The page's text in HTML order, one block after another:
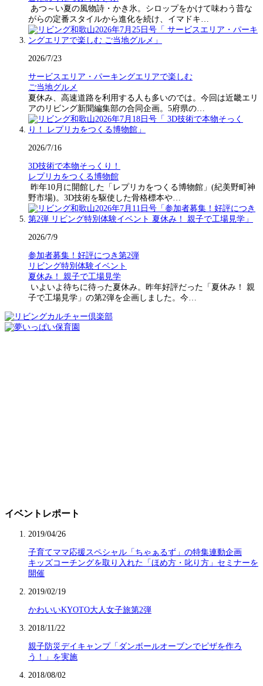
あつ～い夏の風物詩・かき氷。シロップをかけて味わう昔な
がらの定番スタイルから進化を続け、イマドキ…
2026/7/23
サービスエリア・パーキングエリアで楽しむ
ご当地グルメ
夏休み、高速道路を利用する人も多いのでは。今回は近畿エリ
アのリビング新聞編集部の合同企画。5府県の…
2026/7/16
3D技術で本物そっくり！
レプリカをつくる博物館
昨年10月に開館した「レプリカをつくる博物館」(紀美野町神
野市場)。3D技術を駆使した骨格標本や…
2026/7/9
参加者募集！好評につき第2弾
リビング特別体験イベント
夏休み！ 親子で工場見学
いよいよ待ちに待った夏休み。昨年好評だった「夏休み！ 親
子で工場見学」の第2弾を企画しました。今…
イベントレポート
2019/04/26
子育てママ応援スペシャル「ちゃぁるず」の特集連動企画
キッズコーチングを取り入れた「ほめ方・叱り方」セミナーを
開催
2019/02/19
かわいいKYOTO大人女子旅第2弾
2018/11/22
親子防災デイキャンプ「ダンボールオーブンでピザを作ろ
う！」を実施
2018/08/02